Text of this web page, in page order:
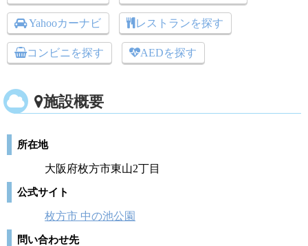
Yahooカーナビ レストランを探す
コンビニを探す AEDを探す
施設概要
所在地
大阪府枚方市東山2丁目
公式サイト
枚方市 中の池公園
問い合わせ先